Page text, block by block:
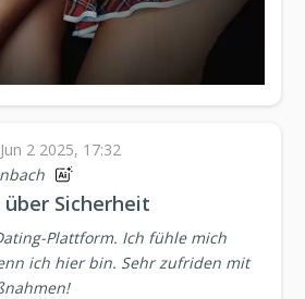
Jun 2 2025, 17:32
Sicherheit
Plattform. Ich fühle mich
ich hier bin. Sehr zufriden mit